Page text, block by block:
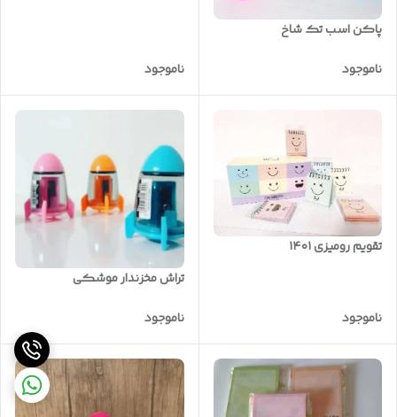
پاکن اسب تک شاخ
ناموجود ناموجود
تقویم رومیزی ۱۴۰۱
ناموجود
تراش مخزندار موشکی
ناموجود